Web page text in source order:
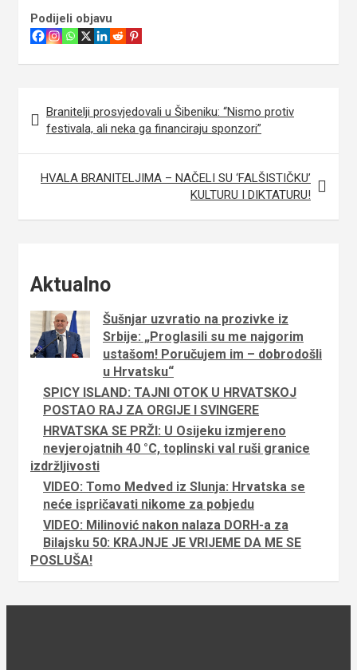
Podijeli objavu
objava
Branitelji prosvjedovali u Šibeniku: “Nismo protiv
festivala, ali neka ga financiraju sponzori”
HVALA BRANITELJIMA – NAČELI SU ‘FALŠISTIČKU’
KULTURU I DIKTATURU!
Aktualno
Šušnjar uzvratio na prozivke iz
Srbije: „Proglasili su me najgorim
ustašom! Poručujem im – dobrodošli
u Hrvatsku“
SPICY ISLAND: TAJNI OTOK U HRVATSKOJ
POSTAO RAJ ZA ORGIJE I SVINGERE
HRVATSKA SE PRŽI: U Osijeku izmjereno
nevjerojatnih 40 °C, toplinski val ruši granice
izdržljivosti
VIDEO: Tomo Medved iz Slunja: Hrvatska se
neće ispričavati nikome za pobjedu
VIDEO: Milinović nakon nalaza DORH-a za
Bilajsku 50: KRAJNJE JE VRIJEME DA ME SE
POSLUŠA!